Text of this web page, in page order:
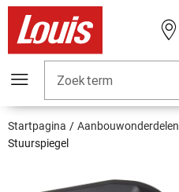
Zoekterm
Startpagina Aanbouwonderdelen
Stuurspiegel